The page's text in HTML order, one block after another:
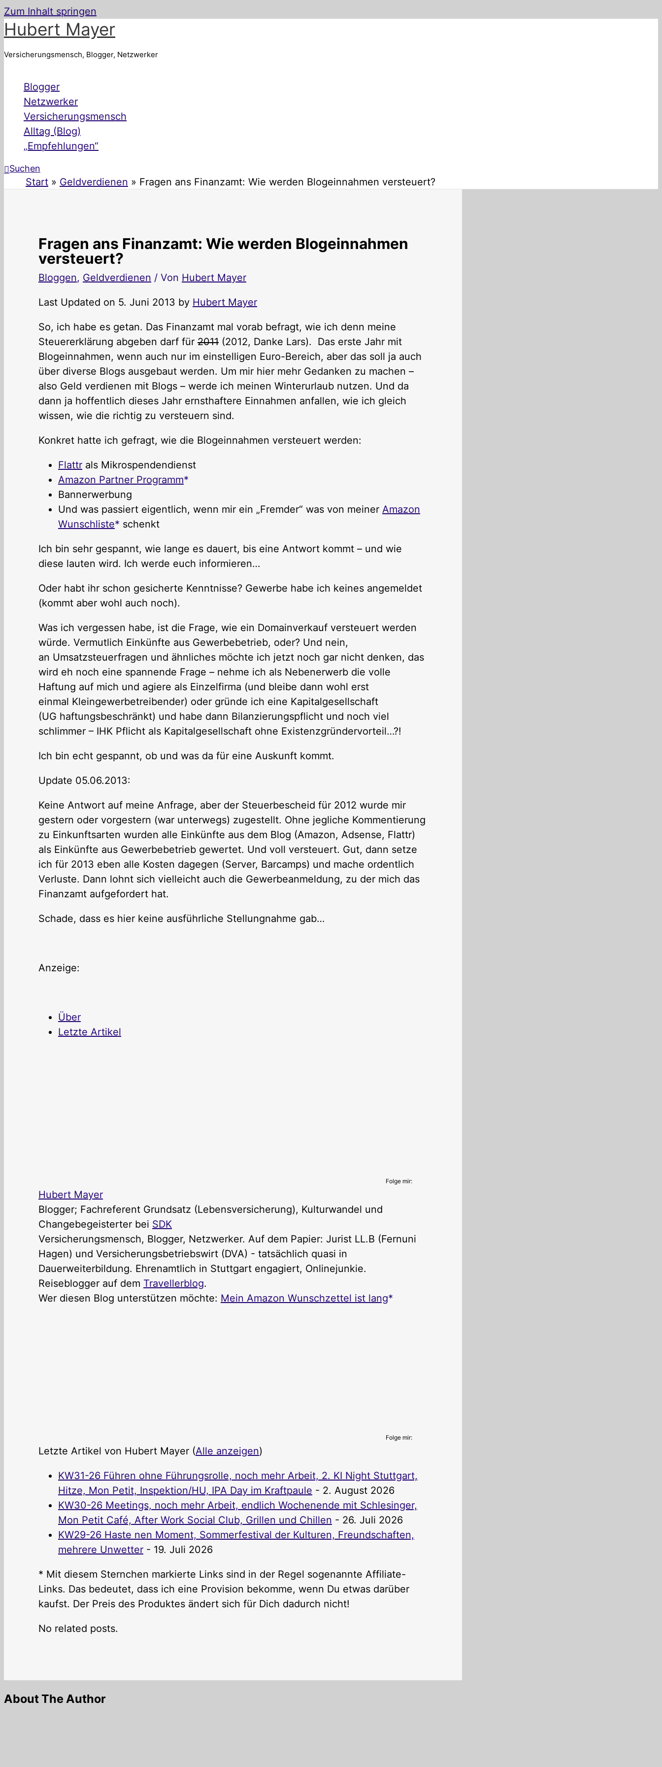
Zum Inhalt springen
Hubert Mayer
Versicherungsmensch, Blogger, Netzwerker
Blogger
Netzwerker
Versicherungsmensch
Alltag (Blog)
„Empfehlungen“
Suchen
Start Geldverdienen Fragen ans Finanzamt: Wie werden Blogeinnahmen versteuert?
Fragen ans Finanzamt: Wie werden Blogeinnahmen
versteuert?
Bloggen, Geldverdienen / Von Hubert Mayer
Last Updated on 5. Juni 2013 by Hubert Mayer
So, ich habe es getan. Das Finanzamt mal vorab befragt, wie ich denn meine
Steuererklärung abgeben darf für 2011 (2012, Danke Lars). Das erste Jahr mit
Blogeinnahmen, wenn auch nur im einstelligen Euro-Bereich, aber das soll ja auch
über diverse Blogs ausgebaut werden. Um mir hier mehr Gedanken zu machen –
also Geld verdienen mit Blogs – werde ich meinen Winterurlaub nutzen. Und da
dann ja hoffentlich dieses Jahr ernsthaftere Einnahmen anfallen, wie ich gleich
wissen, wie die richtig zu versteuern sind.
Konkret hatte ich gefragt, wie die Blogeinnahmen versteuert werden:
Flattr als Mikrospendendienst
Amazon Partner Programm
Bannerwerbung
Und was passiert eigentlich, wenn mir ein „Fremder“ was von meiner Amazon
Wunschliste
schenkt
Ich bin sehr gespannt, wie lange es dauert, bis eine Antwort kommt – und wie
diese lauten wird. Ich werde euch informieren…
Oder habt ihr schon gesicherte Kenntnisse? Gewerbe habe ich keines angemeldet
(kommt aber wohl auch noch).
Was ich vergessen habe, ist die Frage, wie ein Domainverkauf versteuert werden
würde. Vermutlich Einkünfte aus Gewerbebetrieb, oder? Und nein,
an Umsatzsteuerfragen und ähnliches möchte ich jetzt noch gar nicht denken, das
wird eh noch eine spannende Frage – nehme ich als Nebenerwerb die volle
Haftung auf mich und agiere als Einzelfirma (und bleibe dann wohl erst
einmal Kleingewerbetreibender) oder gründe ich eine Kapitalgesellschaft
(UG haftungsbeschränkt) und habe dann Bilanzierungspflicht und noch viel
schlimmer – IHK Pflicht als Kapitalgesellschaft ohne Existenzgründervorteil…?!
Ich bin echt gespannt, ob und was da für eine Auskunft kommt.
Update 05.06.2013:
Keine Antwort auf meine Anfrage, aber der Steuerbescheid für 2012 wurde mir
gestern oder vorgestern (war unterwegs) zugestellt. Ohne jegliche Kommentierung
zu Einkunftsarten wurden alle Einkünfte aus dem Blog (Amazon, Adsense, Flattr)
als Einkünfte aus Gewerbebetrieb gewertet. Und voll versteuert. Gut, dann setze
ich für 2013 eben alle Kosten dagegen (Server, Barcamps) und mache ordentlich
Verluste. Dann lohnt sich vielleicht auch die Gewerbeanmeldung, zu der mich das
Finanzamt aufgefordert hat.
Schade, dass es hier keine ausführliche Stellungnahme gab…
Anzeige:
Über
Letzte Artikel
Folge mir:
Hubert Mayer
Blogger; Fachreferent Grundsatz (Lebensversicherung), Kulturwandel und
Changebegeisterter bei SDK
Versicherungsmensch, Blogger, Netzwerker. Auf dem Papier: Jurist LL.B (Fernuni
Hagen) und Versicherungsbetriebswirt (DVA) - tatsächlich quasi in
Dauerweiterbildung. Ehrenamtlich in Stuttgart engagiert, Onlinejunkie.
Reiseblogger auf dem Travellerblog.
Wer diesen Blog unterstützen möchte: Mein Amazon Wunschzettel ist lang
Folge mir:
Letzte Artikel von Hubert Mayer (Alle anzeigen)
KW31-26 Führen ohne Führungsrolle, noch mehr Arbeit, 2. KI Night Stuttgart,
Hitze, Mon Petit, Inspektion/HU, IPA Day im Kraftpaule - 2. August 2026
KW30-26 Meetings, noch mehr Arbeit, endlich Wochenende mit Schlesinger,
Mon Petit Café, After Work Social Club, Grillen und Chillen - 26. Juli 2026
KW29-26 Haste nen Moment, Sommerfestival der Kulturen, Freundschaften,
mehrere Unwetter - 19. Juli 2026
* Mit diesem Sternchen markierte Links sind in der Regel sogenannte Affiliate-
Links. Das bedeutet, dass ich eine Provision bekomme, wenn Du etwas darüber
kaufst. Der Preis des Produktes ändert sich für Dich dadurch nicht!
No related posts.
About The Author